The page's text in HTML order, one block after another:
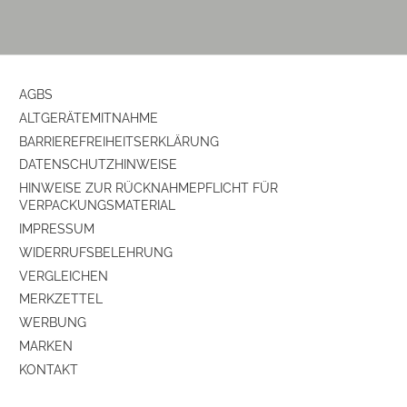
Farbe schwarz
Ausstattung & Technik
Internetradio ja
Tuner-Empfang Tuner für UKW/DAB+
PLL-Synthesizer-Tuner
Produkttyp
Produkttyp
AGBS
ALTGERÄTEMITNAHME
BARRIEREFREIHEITSERKLÄRUNG
DATENSCHUTZHINWEISE
HINWEISE ZUR RÜCKNAHMEPFLICHT FÜR
VERPACKUNGSMATERIAL
IMPRESSUM
WIDERRUFSBELEHRUNG
VERGLEICHEN
MERKZETTEL
WERBUNG
MARKEN
KONTAKT